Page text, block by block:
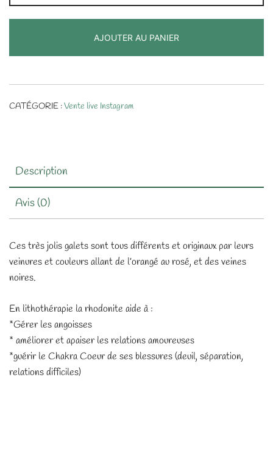
Galet
rhodonite
AJOUTER AU PANIER
CATÉGORIE :Vente live Instagram
Description
Avis (0)
Ces très jolis galets sont tous différents et originaux par leurs
veinures et couleurs allant de l’orangé au rosé, et des veines
noires.
En lithothérapie la rhodonite aide à :
*Gérer les angoisses
* améliorer et apaiser les relations amoureuses
*guérir le Chakra Coeur de ses blessures (deuil, séparation,
relations difficiles)